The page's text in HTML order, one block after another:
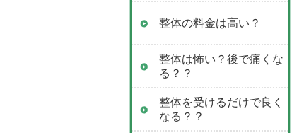
整体の料金は高い？
整体は怖い？後で痛くな
る？？
整体を受けるだけで良く
なる？？